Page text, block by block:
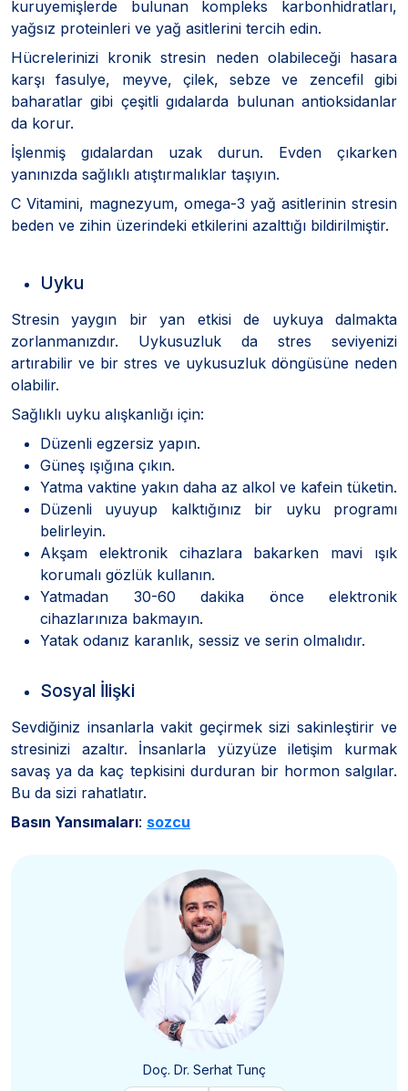
kuruyemişlerde bulunan kompleks karbonhidratları,
yağsız proteinleri ve yağ asitlerini tercih edin.
Hücrelerinizi kronik stresin neden olabileceği hasara
karşı fasulye, meyve, çilek, sebze ve zencefil gibi
baharatlar gibi çeşitli gıdalarda bulunan antioksidanlar
da korur.
İşlenmiş gıdalardan uzak durun. Evden çıkarken
yanınızda sağlıklı atıştırmalıklar taşıyın.
C Vitamini, magnezyum, omega-3 yağ asitlerinin stresin
beden ve zihin üzerindeki etkilerini azalttığı bildirilmiştir.
Uyku
Stresin yaygın bir yan etkisi de uykuya dalmakta
zorlanmanızdır. Uykusuzluk da stres seviyenizi
artırabilir ve bir stres ve uykusuzluk döngüsüne neden
olabilir.
Sağlıklı uyku alışkanlığı için:
Düzenli egzersiz yapın.
Güneş ışığına çıkın.
Yatma vaktine yakın daha az alkol ve kafein tüketin.
Düzenli uyuyup kalktığınız bir uyku programı
belirleyin.
Akşam elektronik cihazlara bakarken mavi ışık
korumalı gözlük kullanın.
Yatmadan 30-60 dakika önce elektronik
cihazlarınıza bakmayın.
Yatak odanız karanlık, sessiz ve serin olmalıdır.
Sosyal İlişki
Sevdiğiniz insanlarla vakit geçirmek sizi sakinleştirir ve
stresinizi azaltır. İnsanlarla yüzyüze iletişim kurmak
savaş ya da kaç tepkisini durduran bir hormon salgılar.
Bu da sizi rahatlatır.
Basın Yansımaları: sozcu
Doç. Dr. Serhat Tunç